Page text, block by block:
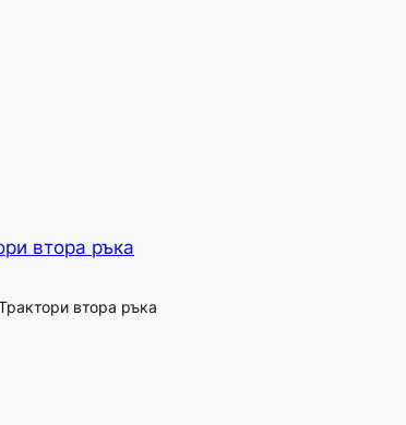
втора ръка
втора ръка